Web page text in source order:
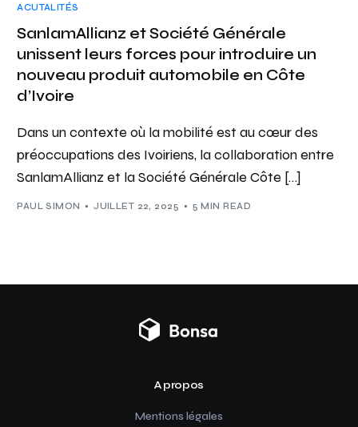
ACUTALITÉS
SanlamAllianz et Société Générale
unissent leurs forces pour introduire un
nouveau produit automobile en Côte
d’Ivoire
Dans un contexte où la mobilité est au cœur des
préoccupations des Ivoiriens, la collaboration entre
SanlamAllianz et la Société Générale Côte […]
PAUL SIMON JUILLET 22, 2025 5 MIN READ
A propos
Mentions légales